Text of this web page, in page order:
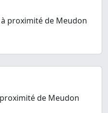
proximité de Meudon
de Meudon